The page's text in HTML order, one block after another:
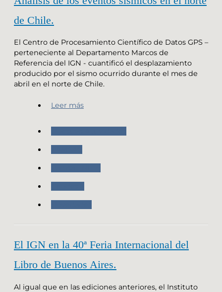
de Chile.
El Centro de Procesamiento Científico de Datos GPS –
perteneciente al Departamento Marcos de
Referencia del IGN - cuantificó el desplazamiento
producido por el sismo ocurrido durante el mes de
abril en el norte de Chile.
Leer más
El IGN en la 40ª Feria Internacional del
Libro de Buenos Aires.
Al igual que en las ediciones anteriores, el Instituto